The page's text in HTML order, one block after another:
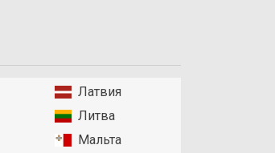
Латвия
Литва
Мальта